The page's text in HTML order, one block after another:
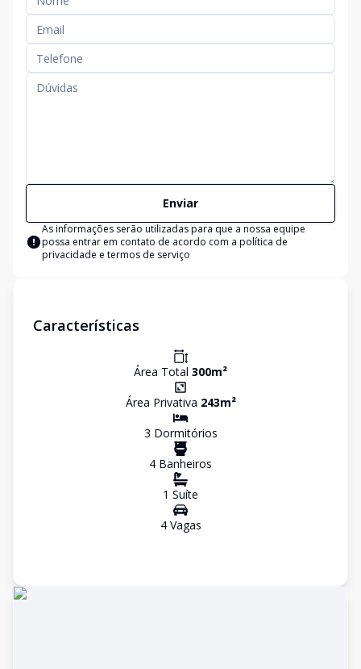
Enviar
As informações serão utilizadas para que a nossa equipe
possa entrar em contato de acordo com a política de
privacidade e termos de serviço
Características
Área Total 300m²
Área Privativa 243m²
3 Dormitórios
4 Banheiros
1 Suíte
4Vagas